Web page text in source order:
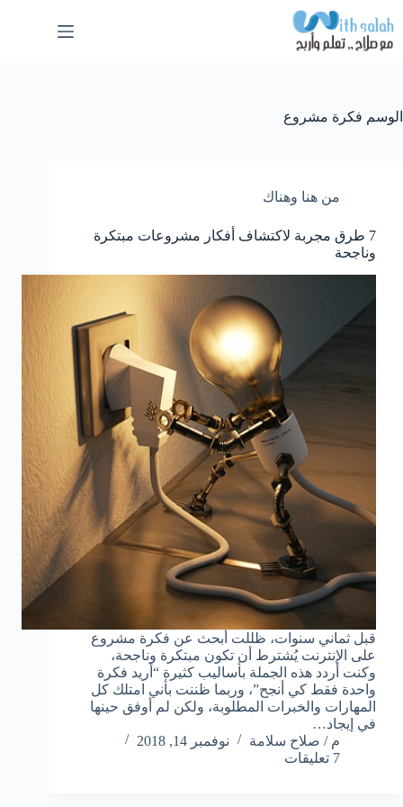
إلى
المحتوى
الوسم فكرة مشروع
من هنا وهناك
7 طرق مجربة لاكتشاف أفكار مشروعات مبتكرة
وناجحة
قبل ثماني سنوات، ظللت أبحث عن فكرة مشروع
على الإنترنت يُشترط أن تكون مبتكرة وناجحة،
وكنت أردد هذه الجملة بأساليب كثيرة “أريد فكرة
واحدة فقط كي أنجح”، وربما ظننت بأني امتلك كل
المهارات والخبرات المطلوبة، ولكن لم أوفق حينها
في إيجاد…
م / صلاح سلامة
نوفمبر 14, 2018
7 تعليقات